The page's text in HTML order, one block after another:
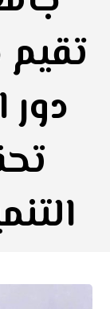
دور